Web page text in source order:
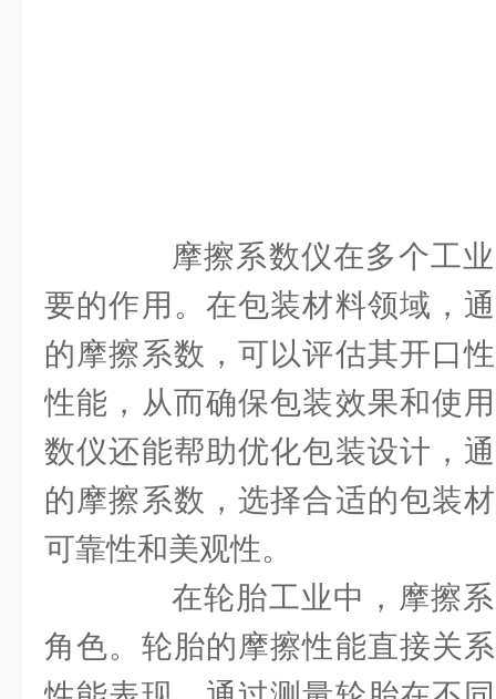
摩擦系数仪在多个工业
要的作用。在包装材料领域，
的摩擦系数，可以评估其开口
性能，从而确保包装效果和使
数仪还能帮助优化包装设计，
的摩擦系数，选择合适的包装
可靠性和美观性。
在轮胎工业中，摩擦系
角色。轮胎的摩擦性能直接关